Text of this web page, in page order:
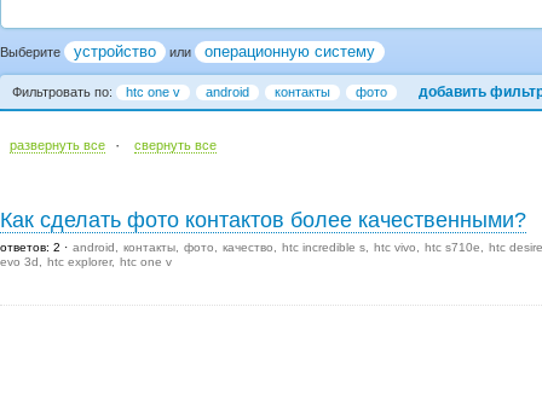
Выберите устройство или операционную систему
Фильтровать по: htc one v android контакты фото добавить
развернуть все · cвернуть все
Как сделать фото контактов более качественными?
ответов: 2 android контакты фото качество htc incredible s htc vivo htc s710e
htc
evo 3d
htc explorer htc one v